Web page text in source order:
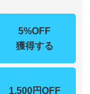
5%OFF
獲得する
1,500円OFF